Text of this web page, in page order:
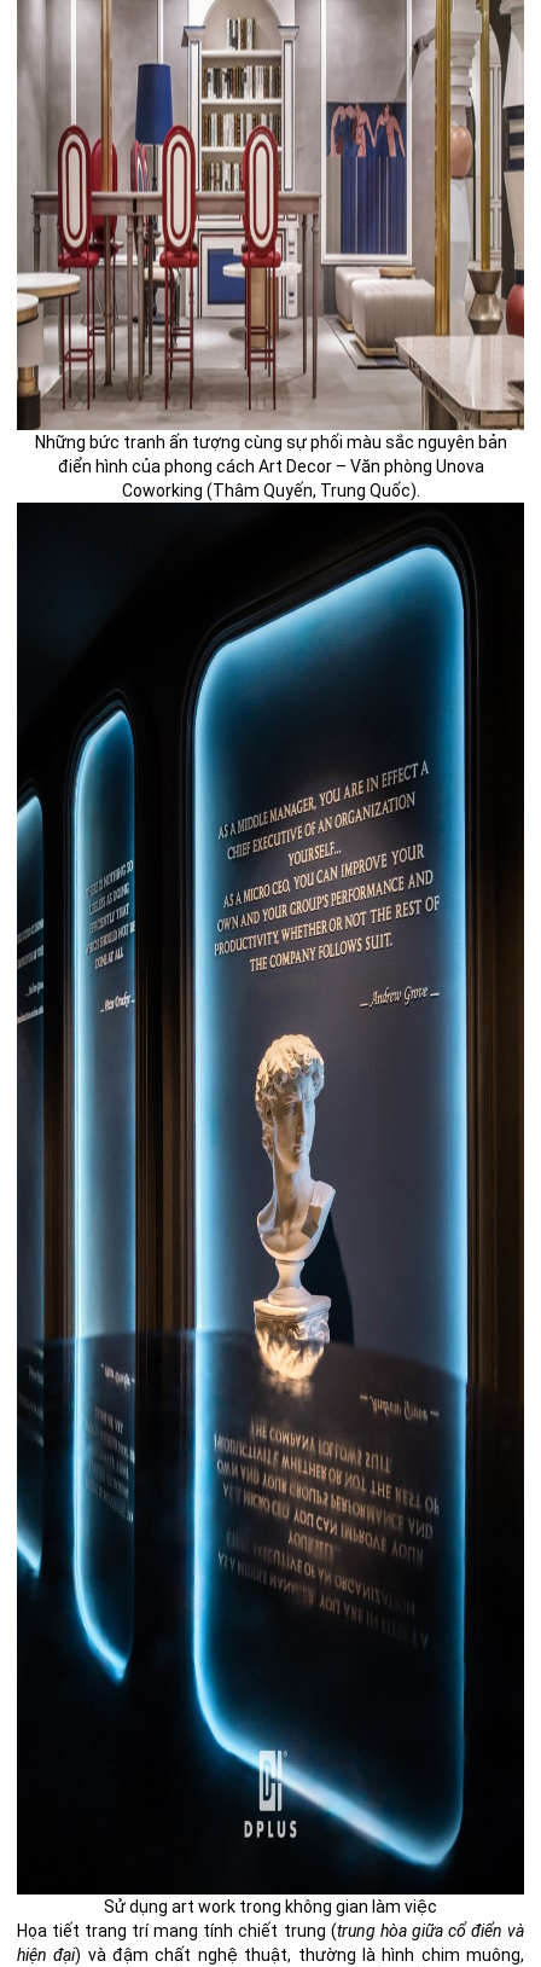
Những bức tranh ấn tượng cùng sự phối màu sắc nguyên bản
điển hình của phong cách Art Decor – Văn phòng Unova
Coworking (Thâm Quyến, Trung Quốc).
Sử dụng art work trong không gian làm việc
Họa tiết trang trí mang tính chiết trung (trung hòa giữa cổ điển và
hiện đại) và đậm chất nghệ thuật, thường là hình chim muông,